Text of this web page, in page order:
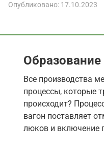
Опубликовано: 17.10.2023
Образование
Все производства
процессы, которые
происходит?
вагон поставляет
люков и включение